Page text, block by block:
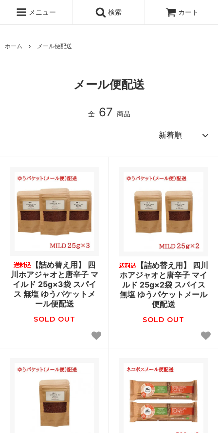
メニュー 検索 カート
ホーム メール便配送
メール便配送
全 67 商品
【詰め替え用】 四
川ホアジャオと唐辛子 マ
イルド 25g×3袋 スパイ
ス 無塩 ゆうパケットメ
ール便配送
SOLD OUT
【詰め替え用】 四川
ホアジャオと唐辛子 マイ
ルド 25g×2袋 スパイス
無塩 ゆうパケットメール
便配送
SOLD OUT